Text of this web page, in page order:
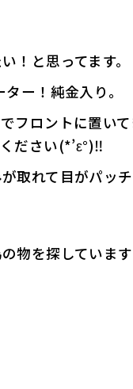
！と思ってます。
ー！純金入り。
フロントに置いて
ださい(*’ε°)‼️
取れて目がパッ
物を探しています